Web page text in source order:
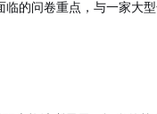
的问卷重点，与一家大型